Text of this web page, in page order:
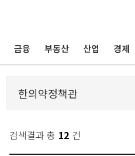
금융 부동산 산업 경제
검색결과 총 12 건